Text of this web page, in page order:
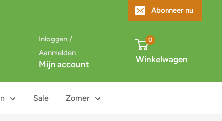
Abonneer nu
Inloggen /
Aanmelden
Mijn account
0
Winkelwagen
Sale Zomer